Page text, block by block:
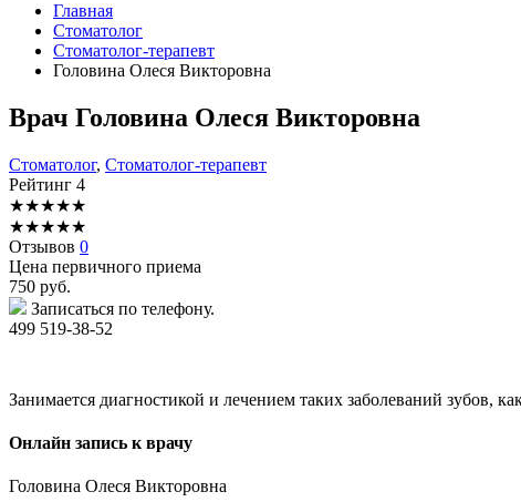
Главная
Стоматолог
Стоматолог-терапевт
Головина Олеся Викторовна
Врач Головина Олеся Викторовна
Стоматолог, Стоматолог-терапевт
Рейтинг 4
★★★★★
★★★★★
Отзывов 0
Цена первичного приема
750 руб.
Записаться по телефону.
499 519-38-52
Занимается диагностикой и лечением таких заболеваний зубов,
Онлайн запись к врачу
Головина Олеся Викторовна